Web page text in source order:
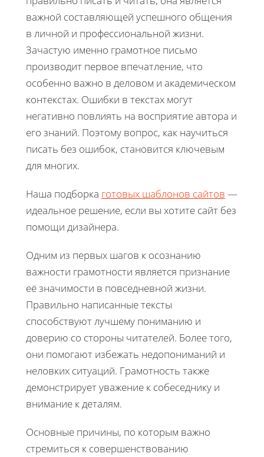
важной составляющей успешного общения
в личной и профессиональной жизни.
Зачастую именно грамотное письмо
производит первое впечатление, что
особенно важно в деловом и академическом
контекстах. Ошибки в текстах могут
негативно повлиять на восприятие автора и
его знаний. Поэтому вопрос, как научиться
писать без ошибок, становится ключевым
для многих.
Наша подборка готовых шаблонов сайтов —
идеальное решение, если вы хотите сайт без
помощи дизайнера.
Одним из первых шагов к осознанию
важности грамотности является признание
её значимости в повседневной жизни.
Правильно написанные тексты
способствуют лучшему пониманию и
доверию со стороны читателей. Более того,
они помогают избежать недопониманий и
неловких ситуаций. Грамотность также
демонстрирует уважение к собеседнику и
внимание к деталям.
Основные причины, по которым важно
стремиться к совершенствованию